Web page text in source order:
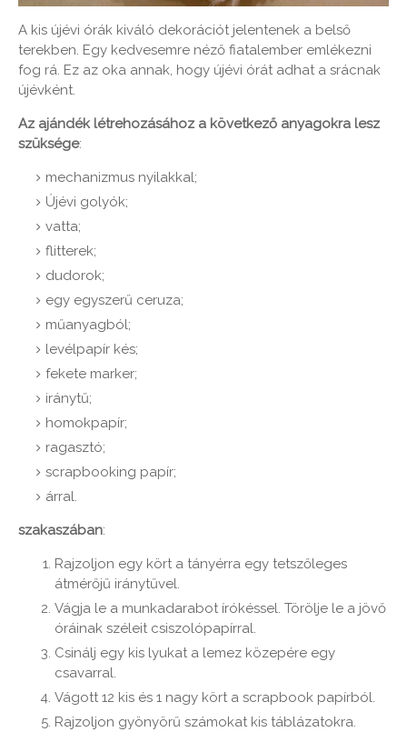
A kis újévi órák kiváló dekorációt jelentenek a belső
terekben. Egy kedvesemre néző fiatalember emlékezni
fog rá. Ez az oka annak, hogy újévi órát adhat a srácnak
újévként.
Az ajándék létrehozásához a következő anyagokra lesz
szüksége:
mechanizmus nyilakkal;
Újévi golyók;
vatta;
flitterek;
dudorok;
egy egyszerű ceruza;
műanyagból;
levélpapír kés;
fekete marker;
iránytű;
homokpapír;
ragasztó;
scrapbooking papír;
árral.
szakaszában:
Rajzoljon egy kört a tányérra egy tetszőleges
átmérőjű iránytűvel.
Vágja le a munkadarabot írókéssel. Törölje le a jövő
óráinak széleit csiszolópapírral.
Csinálj egy kis lyukat a lemez közepére egy
csavarral.
Vágott 12 kis és 1 nagy kört a scrapbook papírból.
Rajzoljon gyönyörű számokat kis táblázatokra.